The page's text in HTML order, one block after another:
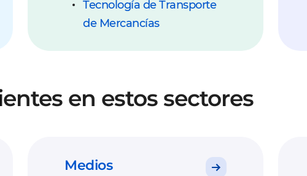
Tecnología de Transporte
de Mercancías
en estos sectores
Medios